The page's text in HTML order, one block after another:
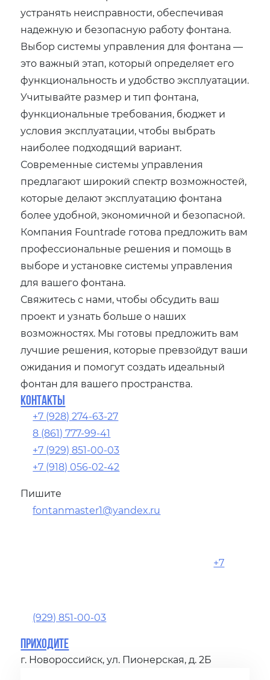
устранять неисправности, обеспечивая
надежную и безопасную работу фонтана.
Выбор системы управления для фонтана —
это важный этап, который определяет его
функциональность и удобство эксплуатации.
Учитывайте размер и тип фонтана,
функциональные требования, бюджет и
условия эксплуатации, чтобы выбрать
наиболее подходящий вариант.
Современные системы управления
предлагают широкий спектр возможностей,
которые делают эксплуатацию фонтана
более удобной, экономичной и безопасной.
Компания Fountrade готова предложить вам
профессиональные решения и помощь в
выборе и установке системы управления
для вашего фонтана.
Свяжитесь с нами, чтобы обсудить ваш
проект и узнать больше о наших
возможностях. Мы готовы предложить вам
лучшие решения, которые превзойдут ваши
ожидания и помогут создать идеальный
фонтан для вашего пространства.
Контакты
+7 (928) 274-63-27
8 (861) 777-99-41
+7 (929) 851-00-03
+7 (918) 056-02-42
Пишите
fontanmaster1@yandex.ru
+7
(929) 851-00-03
Приходите
г. Новороссийск, ул. Пионерская, д. 2Б